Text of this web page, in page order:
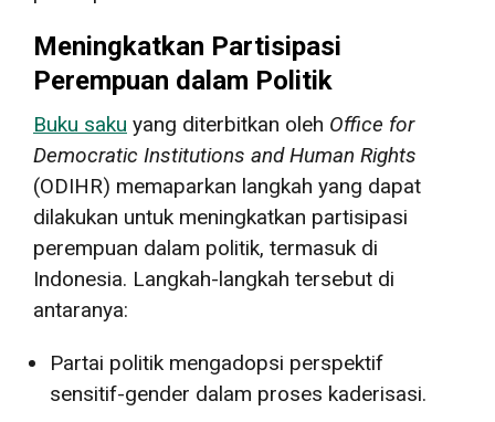
Meningkatkan Partisipasi
Perempuan dalam Politik
Buku saku yang diterbitkan oleh Office for
Democratic Institutions and Human Rights
(ODIHR) memaparkan langkah yang dapat
dilakukan untuk meningkatkan partisipasi
perempuan dalam politik, termasuk di
Indonesia. Langkah-langkah tersebut di
antaranya:
Partai politik mengadopsi perspektif
sensitif-gender dalam proses kaderisasi.